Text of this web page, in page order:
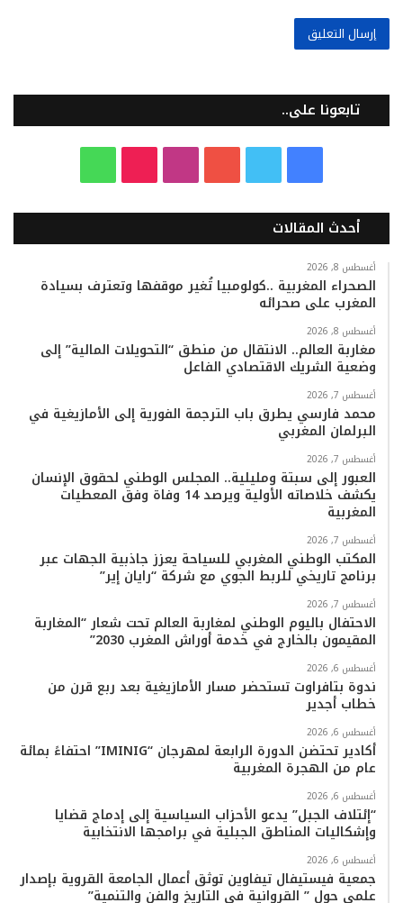
تابعونا على..
س
و
ك
ي
ت
ت
ي
ب
س
ر
م
k
T
k
ت
ب
أحدث المقالات
أغسطس 8, 2026
الصحراء المغربية ..كولومبيا تُغير موقفها وتعترف بسيادة
المغرب على صحرائه
أغسطس 8, 2026
مغاربة العالم.. الانتقال من منطق “التحويلات المالية” إلى
وضعية الشريك الاقتصادي الفاعل
أغسطس 7, 2026
محمد فارسي يطرق باب الترجمة الفورية إلى الأمازيغية في
البرلمان المغربي
أغسطس 7, 2026
العبور إلى سبتة ومليلية.. المجلس الوطني لحقوق الإنسان
يكشف خلاصاته الأولية ويرصد 14 وفاة وفق المعطيات
المغربية
أغسطس 7, 2026
المكتب الوطني المغربي للسياحة يعزز جاذبية الجهات عبر
برنامج تاريخي للربط الجوي مع شركة “رايان إير”
أغسطس 7, 2026
الاحتفال باليوم الوطني لمغاربة العالم تحت شعار “المغاربة
المقيمون بالخارج في خدمة أوراش المغرب 2030”
أغسطس 6, 2026
ندوة بتافراوت تستحضر مسار الأمازيغية بعد ربع قرن من
خطاب أجدير
أغسطس 6, 2026
أكادير تحتضن الدورة الرابعة لمهرجان “IMINIG” احتفاءً بمائة
عام من الهجرة المغربية
أغسطس 6, 2026
“إئتلاف الجبل” يدعو الأحزاب السياسية إلى إدماج قضايا
وإشكاليات المناطق الجبلية في برامجها الانتخابية
أغسطس 6, 2026
جمعية فيستيفال تيفاوين توثق أعمال الجامعة القروية بإصدار
علمي حول ” القروانية في التاريخ والفن والتنمية”